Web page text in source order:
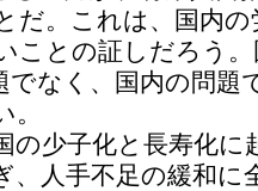
だ。これは、国内
ことの証しだろう
でなく、国内の問題
少子化と長寿化に
、人手不足の緩和に